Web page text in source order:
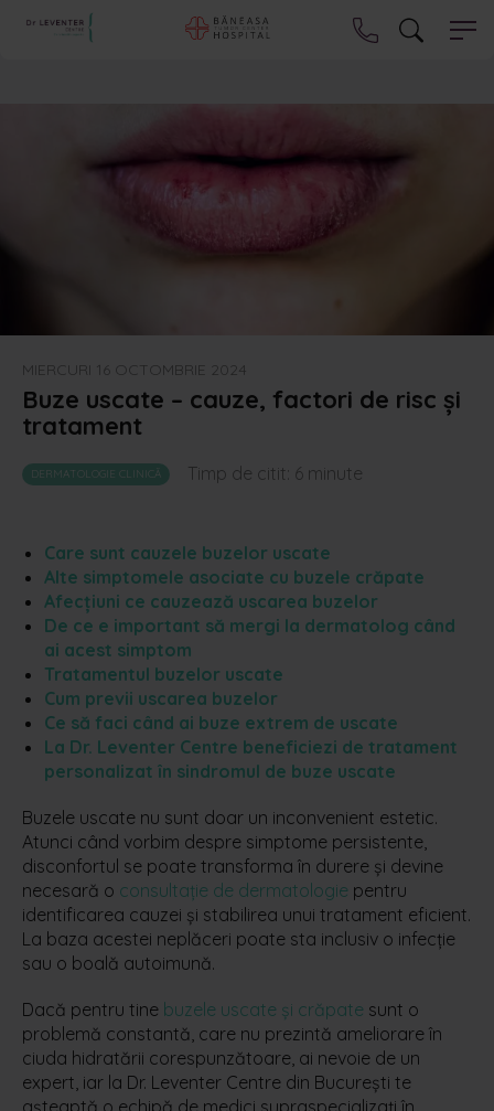
MIERCURI 16 OCTOMBRIE 2024
Buze uscate – cauze, factori de risc și
tratament
DERMATOLOGIE CLINICĂ Timp de citit: 6 minute
Care sunt cauzele buzelor uscate
Alte simptomele asociate cu buzele crăpate
Afecțiuni ce cauzează uscarea buzelor
De ce e important să mergi la dermatolog când
ai acest simptom
Tratamentul buzelor uscate
Cum previi uscarea buzelor
Ce să faci când ai buze extrem de uscate
La Dr. Leventer Centre beneficiezi de tratament
personalizat în sindromul de buze uscate
Buzele uscate nu sunt doar un inconvenient estetic.
Atunci când vorbim despre simptome persistente,
disconfortul se poate transforma în durere și devine
necesară o consultație de dermatologie pentru
identificarea cauzei și stabilirea unui tratament eficient.
La baza acestei neplăceri poate sta inclusiv o infecție
sau o boală autoimună.
Dacă pentru tine buzele uscate și crăpate sunt o
problemă constantă, care nu prezintă ameliorare în
ciuda hidratării corespunzătoare, ai nevoie de un
expert, iar la Dr. Leventer Centre din București te
așteaptă o echipă de medici supraspecializați în